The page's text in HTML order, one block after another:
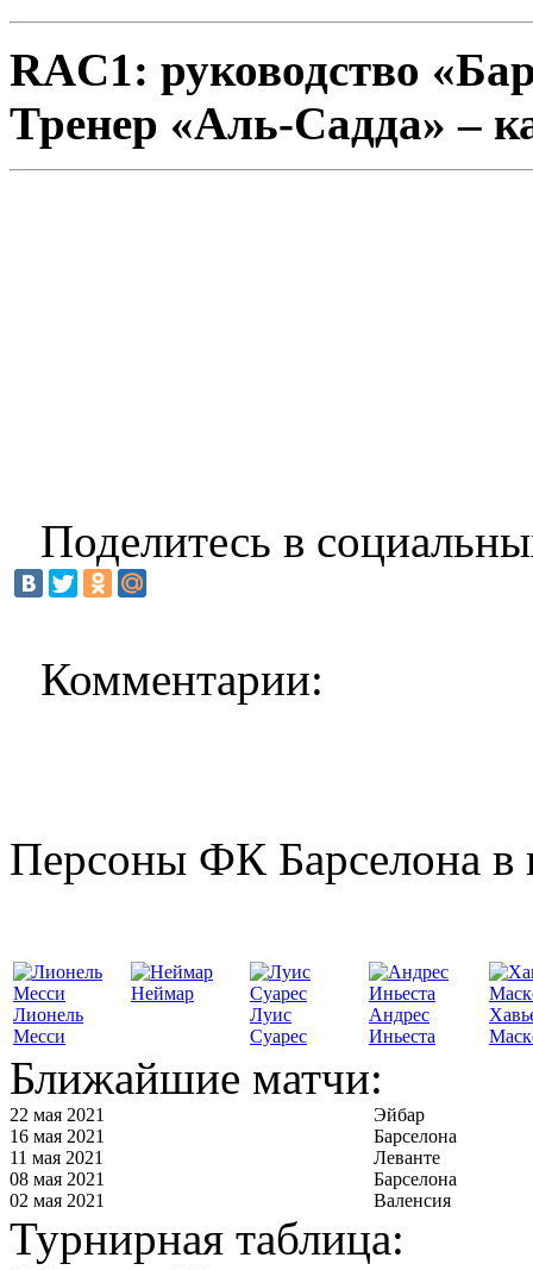
RAC1: руководство
Тренер «Аль-Садда» –
Поделитесь в
Комментарии:
Персоны ФК Барселона в
Лионель
Месси
Неймар
Луис
Суарес
Андрес
Иньеста
Ближайшие матчи:
22 мая 2021
Эйбар
16 мая 2021
Барселона
11 мая 2021
Леванте
08 мая 2021
Барселона
02 мая 2021
Валенсия
Турнирная таблица: